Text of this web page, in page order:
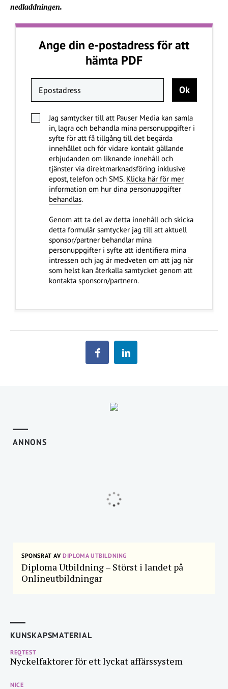
nedladdningen.
Ange din e-postadress för att
hämta PDF
Jag samtycker till att Pauser Media kan samla
in, lagra och behandla mina personuppgifter i
syfte för att få tillgång till det begärda
innehållet och för vidare kontakt gällande
erbjudanden om liknande innehåll och
tjänster via direktmarknadsföring inklusive
epost, telefon och SMS. Klicka här för mer
information om hur dina personuppgifter
behandlas.
Genom att ta del av detta innehåll och skicka
detta formulär samtycker jag till att aktuell
sponsor/partner behandlar mina
personuppgifter i syfte att identifiera mina
intressen och jag är medveten om att jag när
som helst kan återkalla samtycket genom att
kontakta sponsorn/partnern.
ANNONS
SPONSRAT AVDIPLOMA UTBILDNING
Diploma Utbildning – Störst i landet på
Onlineutbildningar
KUNSKAPSMATERIAL
REQTEST
Nyckelfaktorer för ett lyckat affärssystem
NICE